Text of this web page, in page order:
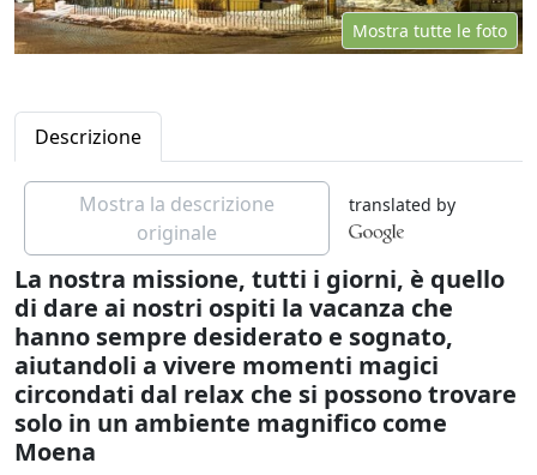
Mostra tutte le foto
Descrizione
Mostra la descrizione
originale
translated by
La nostra missione, tutti i giorni, è quello
di dare ai nostri ospiti la vacanza che
hanno sempre desiderato e sognato,
aiutandoli a vivere momenti magici
circondati dal relax che si possono trovare
solo in un ambiente magnifico come
Moena